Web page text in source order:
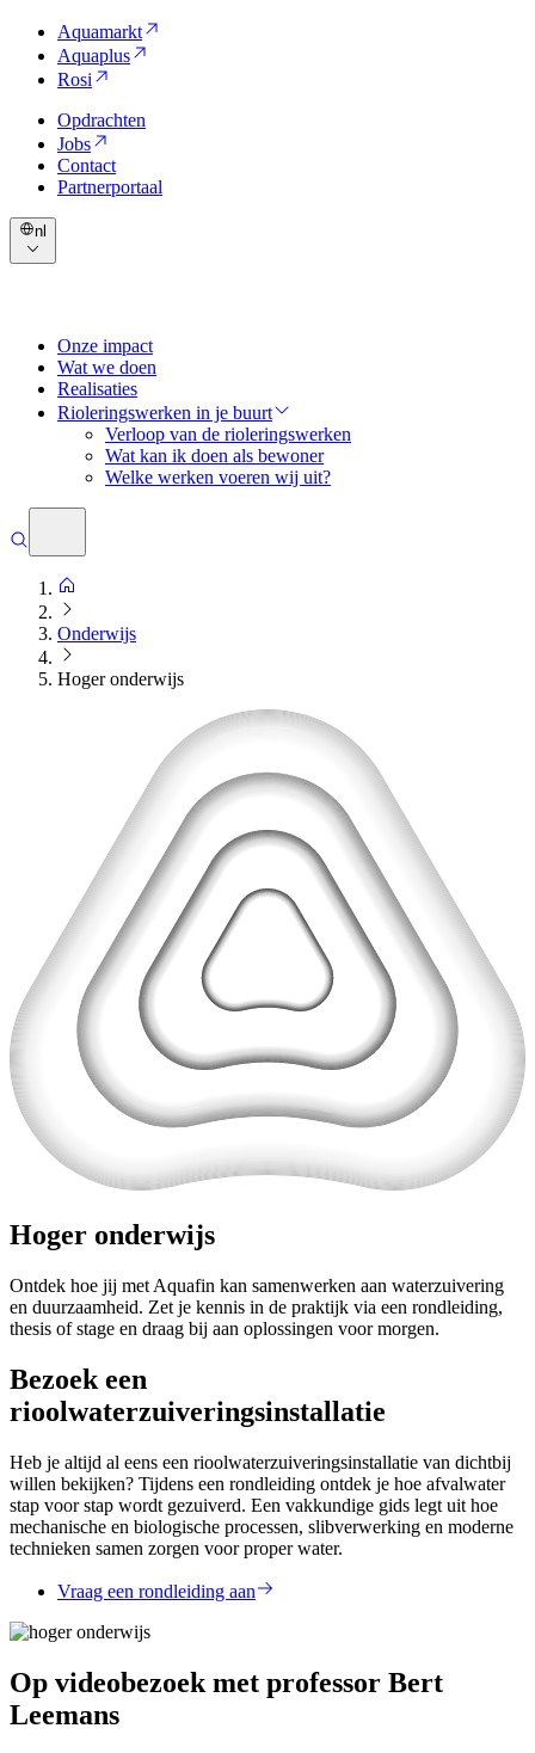
Aquamarkt
Aquaplus
Rosi
Opdrachten
Jobs
Contact
Partnerportaal
nl
Onze impact
Wat we doen
Realisaties
Rioleringswerken in je buurt
Verloop van de rioleringswerken
Wat kan ik doen als bewoner
Welke werken voeren wij uit?
Onderwijs
Hoger onderwijs
Hoger onderwijs
Ontdek hoe jij met Aquafin kan samenwerken aan waterzuivering
en duurzaamheid. Zet je kennis in de praktijk via een rondleiding,
thesis of stage en draag bij aan oplossingen voor morgen.
Bezoek een
rioolwaterzuiveringsinstallatie
Heb je altijd al eens een rioolwaterzuiveringsinstallatie van dichtbij
willen bekijken? Tijdens een rondleiding ontdek je hoe afvalwater
stap voor stap wordt gezuiverd. Een vakkundige gids legt uit hoe
mechanische en biologische processen, slibverwerking en moderne
technieken samen zorgen voor proper water.
Vraag een rondleiding aan
Op videobezoek met professor Bert
Leemans